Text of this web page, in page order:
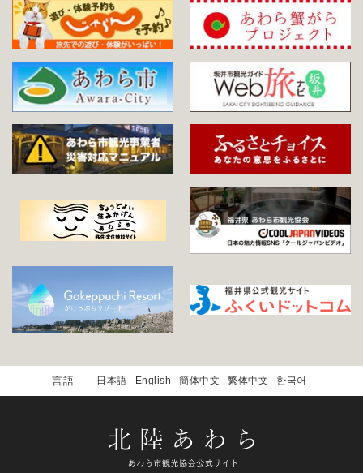
日本語 English 簡体中文 繁体中文 한국어